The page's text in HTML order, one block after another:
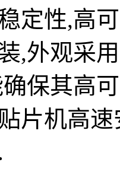
定性,高
,外观采
保其高
片机高